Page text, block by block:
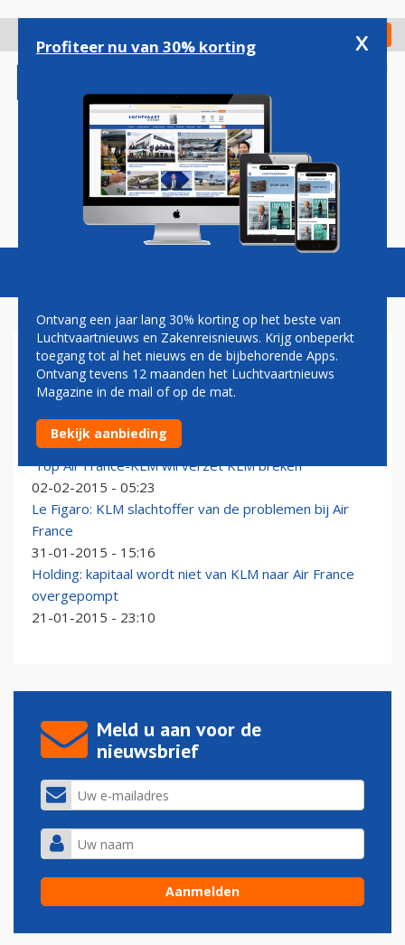
gaan
Check in
Magazine Podcasts Vacatures
RIOLACCI
Kruisbevestuiving in top Air France-KLM
21-03-2015 - 16:04
'Top Air France-KLM wil verzet KLM breken'
02-02-2015 - 05:23
Le Figaro: KLM slachtoffer van de problemen bij Air
France
31-01-2015 - 15:16
Holding: kapitaal wordt niet van KLM naar Air France
overgepompt
21-01-2015 - 23:10
Meld u aan voor de
nieuwsbrief
Profiteer nu van 30% korting x
Ontvang een jaar lang 30% korting op het beste van
Luchtvaartnieuws en Zakenreisnieuws. Krijg onbeperkt
toegang tot al het nieuws en de bijbehorende Apps.
Ontvang tevens 12 maanden het Luchtvaartnieuws
Magazine in de mail of op de mat.
Bekijk aanbieding